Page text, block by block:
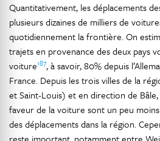
Quantitativement, les déplacements
plusieurs dizaines de milliers de
quotidiennement la frontière. On
trajets en provenance des deux pays
voiture187, à savoir, 80% depuis
France. Depuis les trois villes de la
et Saint-Louis) et en direction de
faveur de la voiture sont un peu
des déplacements dans la région.